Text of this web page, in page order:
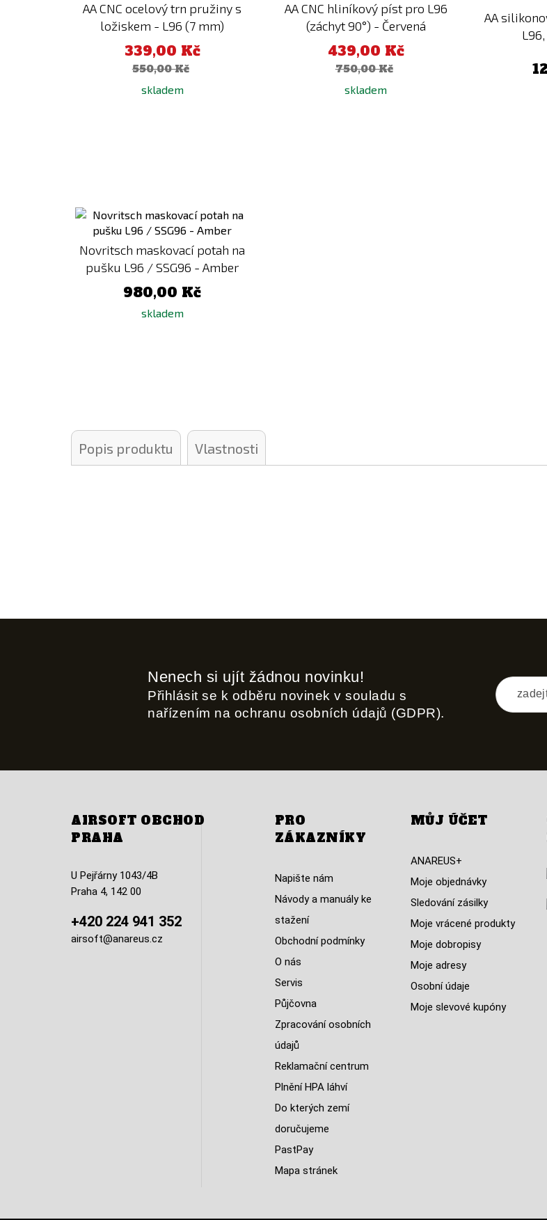
AA CNC ocelový trn pružiny s
ložiskem - L96 (7 mm)
339,00 Kč
550,00 Kč
skladem
AA CNC hliníkový píst pro L96
(záchyt 90°) - Červená
439,00 Kč
750,00 Kč
skladem
AA
Novritsch maskovací potah na
pušku L96 / SSG96 - Amber
980,00 Kč
skladem
Popis produktu Vlastnosti
Nenech si ujít žádnou novinku!
Přihlásit se k odběru novinek v souladu s
nařízením na ochranu osobních údajů (GDPR).
AIRSOFT OBCHOD
PRAHA
U Pejřárny 1043/4B
Praha 4, 142 00
+420 224 941 352
airsoft@anareus.cz
PRO
ZÁKAZNÍKY
Napište nám
Návody a manuály ke
stažení
Obchodní podmínky
O nás
Servis
Půjčovna
Zpracování osobních
údajů
Reklamační centrum
Plnění HPA láhví
Do kterých zemí
doručujeme
PastPay
Mapa stránek
MŮJ ÚČET
ANAREUS+
Moje objednávky
Sledování zásilky
Moje vrácené produkty
Moje dobropisy
Moje adresy
Osobní údaje
Moje slevové kupóny